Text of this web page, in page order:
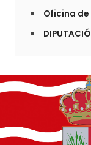
Oficina